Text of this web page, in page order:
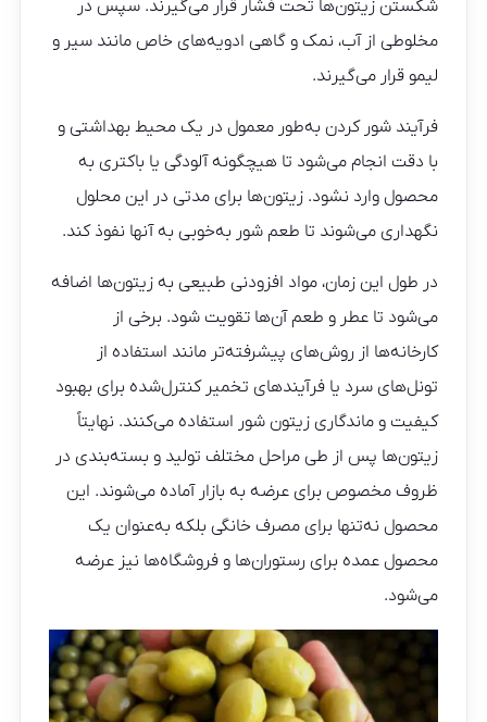
شکستن زیتون‌ها تحت فشار قرار می‌گیرند. سپس در
مخلوطی از آب، نمک و گاهی ادویه‌های خاص مانند سیر و
لیمو قرار می‌گیرند.
فرآیند شور کردن به‌طور معمول در یک محیط بهداشتی و
با دقت انجام می‌شود تا هیچگونه آلودگی یا باکتری به
محصول وارد نشود. زیتون‌ها برای مدتی در این محلول
نگهداری می‌شوند تا طعم شور به‌خوبی به آنها نفوذ کند.
در طول این زمان، مواد افزودنی طبیعی به زیتون‌ها اضافه
می‌شود تا عطر و طعم آن‌ها تقویت شود. برخی از
کارخانه‌ها از روش‌های پیشرفته‌تر مانند استفاده از
تونل‌های سرد یا فرآیندهای تخمیر کنترل‌شده برای بهبود
کیفیت و ماندگاری زیتون شور استفاده می‌کنند. نهایتاً
زیتون‌ها پس از طی مراحل مختلف تولید و بسته‌بندی در
ظروف مخصوص برای عرضه به بازار آماده می‌شوند. این
محصول نه‌تنها برای مصرف خانگی بلکه به‌عنوان یک
محصول عمده برای رستوران‌ها و فروشگاه‌ها نیز عرضه
می‌شود.